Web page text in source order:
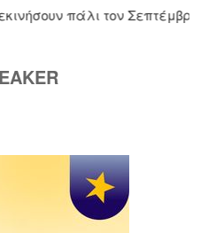
πάλι τον Σεπτέμβριο.